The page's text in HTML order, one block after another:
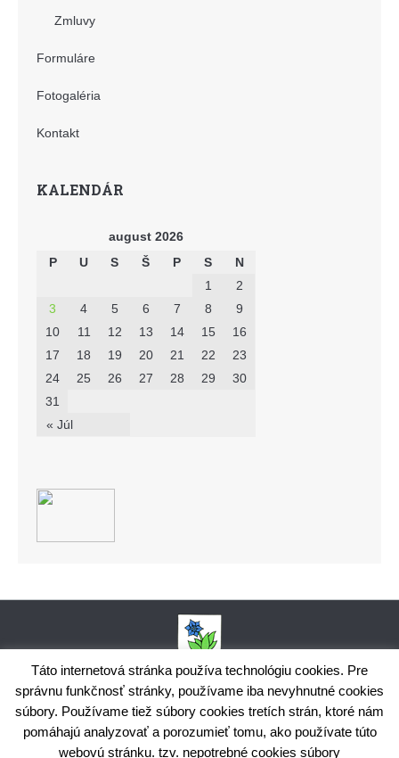
Zmluvy
Formuláre
Fotogaléria
Kontakt
KALENDÁR
august 2026
P
U S Š P S N
« Júl
1
2
3
4 5 6 7 8
9
10
11 12 13 14 15
16
17
18 19 20 21 22
23
24
25 26 27 28 29
30
31
Obecný úrad Bodiná, č. 102, 018 15 Prečín,
+421424398035,www.bodina.eu
IČO: 00 692 522, Prima banka Slovensko, a.s., IBAN: SK25 5600 0000
0029 9178 8001
Táto internetová stránka používa technológiu cookies. Pre
správnu funkčnosť stránky, používame iba nevyhnutné cookies
súbory. Používame tiež súbory cookies tretích strán, ktoré nám
pomáhajú analyzovať a porozumieť tomu, ako používate túto
webovú stránku. tzv. nepotrebné cookies súbory